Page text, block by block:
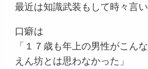
最近は知識武装もして時々言い
口癖は
「１７歳も年上の男性がこん
えん坊とは思わなかった」